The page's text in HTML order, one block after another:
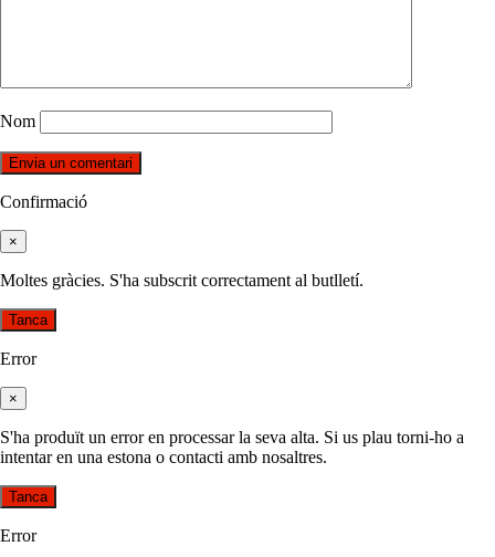
Nom
Confirmació
×
Moltes gràcies. S'ha subscrit correctament al butlletí.
Tanca
Error
×
S'ha produït un error en processar la seva alta. Si us plau torni-ho a
intentar en una estona o contacti amb nosaltres.
Tanca
Error